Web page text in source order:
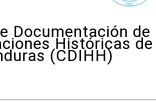
Documentación de
Históricas de
(CDIHH)